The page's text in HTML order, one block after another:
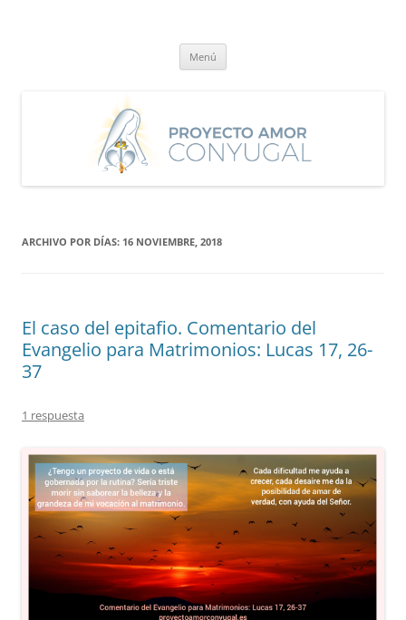
Menú
ARCHIVO POR DÍAS: 16 NOVIEMBRE, 2018
El caso del epitafio. Comentario del
Evangelio para Matrimonios: Lucas 17, 26-
37
1 respuesta